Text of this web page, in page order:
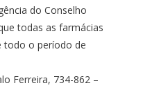
do Conselho
todas as farmácias
todo o período de
Ferreira, 734-862 –